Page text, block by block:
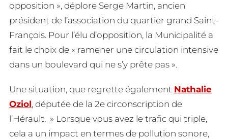
opposition », déplore Serge Martin, ancien
président de l’association du quartier grand Saint-
François. Pour l’élu d’opposition, la Municipalité a
fait le choix de « ramener une circulation intensive
dans un boulevard qui ne s’y prête pas ».
Une situation, que regrette également Nathalie
Oziol, députée de la 2e circonscription de
l’Hérault. » Lorsque vous avez le trafic qui triple,
cela a un impact en termes de pollution sonore,